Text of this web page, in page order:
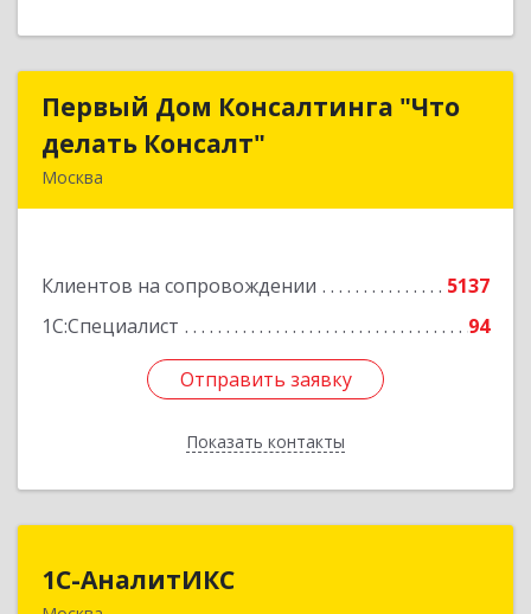
Первый Дом Консалтинга "Что
делать Консалт"
Москва
Клиентов на сопровождении
5137
1С:Специалист
94
Отправить заявку
Показать контакты
Первый Дом Консалтинга "Что
Отправить заявку
Назад
1С-АналитИКС